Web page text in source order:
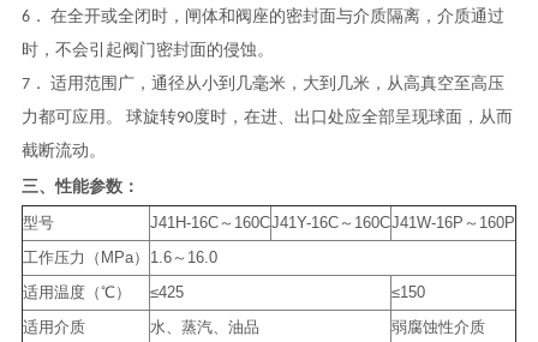
6． 在全开或全闭时，闸体和阀座的密封面与介质隔离，介质通过
时，不会引起阀门密封面的侵蚀。
7． 适用范围广，通径从小到几毫米，大到几米，从高真空至高压
力都可应用。 球旋转90度时，在进、出口处应全部呈现球面，从而
截断流动。
三、性能参数：
型号
J41H-16C～160CJ41Y-16C～160CJ41W-16P～160P
工作压力（MPa）
1.6～16.0
适用温度（℃）
≤425
≤150
适用介质
水、蒸汽、油品
弱腐蚀性介质